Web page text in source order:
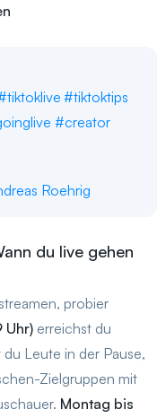
#tiktoktips
#creator
Roehrig
du live gehen
probier
Uhr) erreichst du
du Leute in der Pause,
Zielgruppen mit
Montag bis